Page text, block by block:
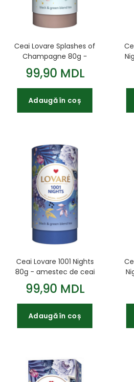
Ceai Lovare Splashes of
Champagne 80g -
amestec de ceai verde
și ceai negru ceylon
99,90 MDL
Adaugă în coș
Ceai Lovare 1001 Nights
80g - amestec de ceai
negru ceylon și ceai
verde
99,90 MDL
Adaugă în coș